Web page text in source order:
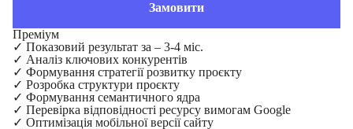
Замовити
Преміум
✓ Показовий результат за – 3-4 міс.
✓ Аналіз ключових конкурентів
✓ Формування стратегії розвитку проєкту
✓ Розробка структури проєкту
✓ Формування семантичного ядра
✓ Перевірка відповідності ресурсу вимогам Google
✓ Оптимізація мобільної версії сайту